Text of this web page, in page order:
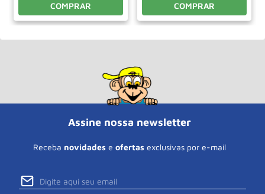
COMPRAR COMPRAR
Assine nossa newsletter
Receba novidades e ofertas exclusivas por e-mail